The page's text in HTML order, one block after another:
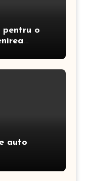
pentru o
auto